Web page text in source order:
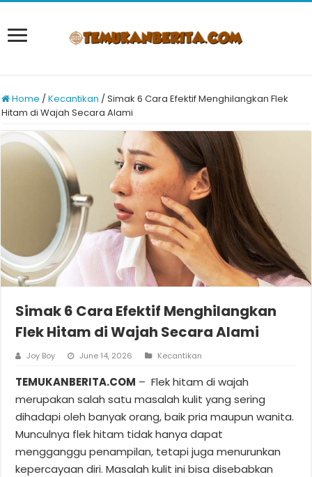
Home /Kecantikan /Simak 6 Cara Efektif Menghilangkan Flek
Hitam di Wajah Secara Alami
Simak 6 Cara Efektif Menghilangkan
Flek Hitam di Wajah Secara Alami
Joy Boy June 14, 2026 Kecantikan
TEMUKANBERITA.COM – Flek hitam di wajah
merupakan salah satu masalah kulit yang sering
dihadapi oleh banyak orang, baik pria maupun wanita.
Munculnya flek hitam tidak hanya dapat
mengganggu penampilan, tetapi juga menurunkan
kepercayaan diri. Masalah kulit ini bisa disebabkan